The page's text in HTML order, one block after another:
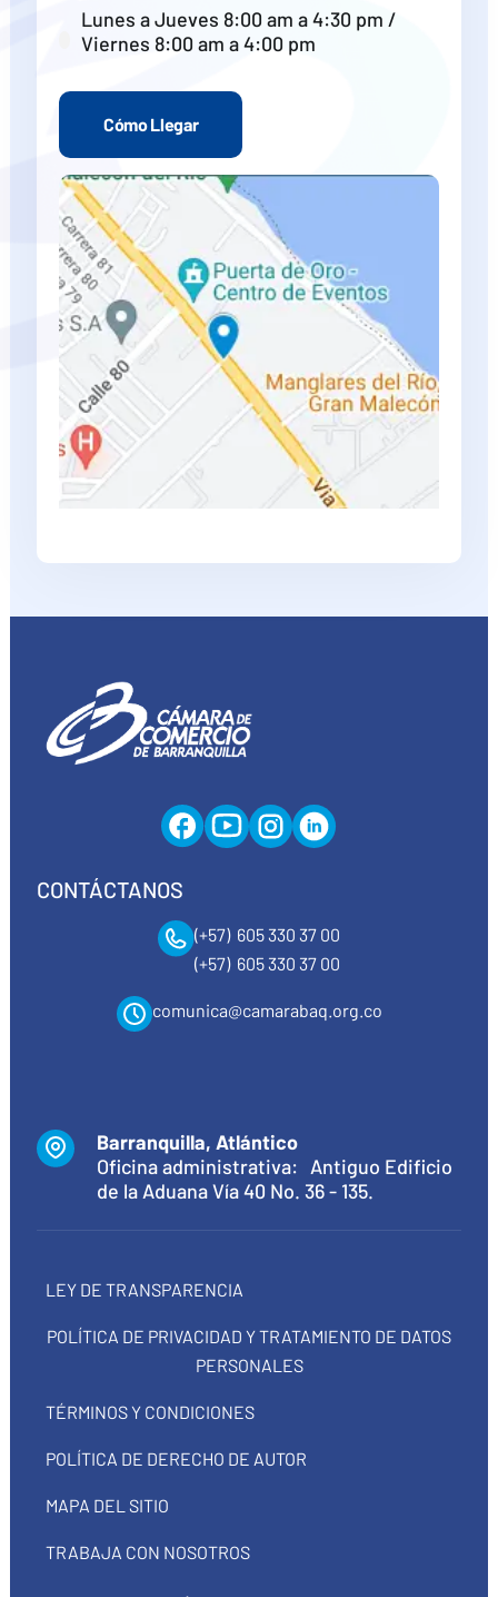
Lunes a Jueves 8:00 am a 4:30 pm /
Viernes 8:00 am a 4:00 pm
Cómo Llegar
CONTÁCTANOS
(+57) 605 330 37 00
(+57) 605 330 37 00
comunica@camarabaq.org.co
Barranquilla, Atlántico
Oficina administrativa: Antiguo Edificio
de la Aduana Vía 40 No. 36 - 135.
LEY DE TRANSPARENCIA
POLÍTICA DE PRIVACIDAD Y TRATAMIENTO DE DATOS
PERSONALES
TÉRMINOS Y CONDICIONES
POLÍTICA DE DERECHO DE AUTOR
MAPA DEL SITIO
TRABAJA CON NOSOTROS